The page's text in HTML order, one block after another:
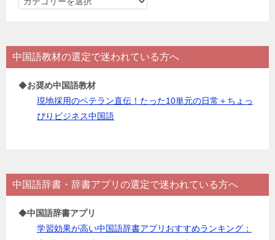
リ
ー
中国語教材の選定で迷われている方へ
◆お奨め中国語教材
現地採用のベテラン直伝！たった10単元の日常＋ちょっ
ぴりビジネス中国語
中国語辞書・辞書アプリの選定で迷われている方へ
◆中国語辞書アプリ
学習効果が高い中国語辞書アプリおすすめランキング：